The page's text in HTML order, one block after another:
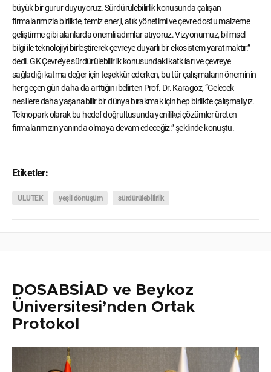
büyük bir gurur duyuyoruz. Sürdürülebilirlik konusunda çalışan
firmalarımızla birlikte, temiz enerji, atık yönetimi ve çevre dostu malzeme
geliştirme gibi alanlarda önemli adımlar atıyoruz. Vizyonumuz, bilimsel
bilgi ile teknolojiyi birleştirerek çevreye duyarlı bir ekosistem yaratmaktır.”
dedi. GK Çevre’ye sürdürülebilirlik konusundaki katkıları ve çevreye
sağladığı katma değer için teşekkür ederken, bu tür çalışmaların öneminin
her geçen gün daha da arttığını belirten Prof. Dr. Karagöz, “Gelecek
nesillere daha yaşanabilir bir dünya bırakmak için hep birlikte çalışmalıyız.
Teknopark olarak bu hedef doğrultusunda yenilikçi çözümler üreten
firmalarımızın yanında olmaya devam edeceğiz.” şeklinde konuştu.
Etiketler:
ULUTEK yeşil dönüşüm sürdürülebilirlik
DOSABSİAD ve Beykoz
Üniversitesi’nden Ortak
Protokol